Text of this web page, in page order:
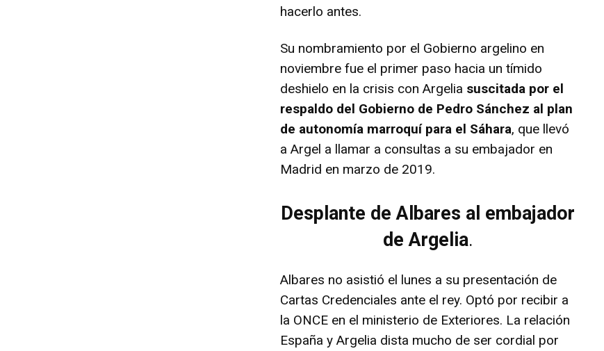
hacerlo antes.
Su nombramiento por el Gobierno argelino en
noviembre fue el primer paso hacia un tímido
deshielo en la crisis con Argelia suscitada por el
respaldo del Gobierno de Pedro Sánchez al plan
de autonomía marroquí para el Sáhara, que llevó
a Argel a llamar a consultas a su embajador en
Madrid en marzo de 2019.
Desplante de Albares al embajador
de Argelia.
Albares no asistió el lunes a su presentación de
Cartas Credenciales ante el rey. Optó por recibir a
la ONCE en el ministerio de Exteriores. La relación
España y Argelia dista mucho de ser cordial por